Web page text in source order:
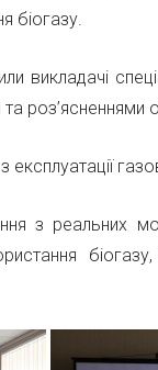
біогазу.
викладачі
роз’ясненнями
експлуатації
з реальних